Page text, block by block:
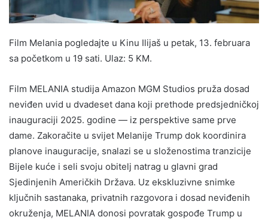
Film Melania pogledajte u Kinu Ilijaš u petak, 13. februara
sa početkom u 19 sati. Ulaz: 5 KM.
Film MELANIA studija Amazon MGM Studios pruža dosad
neviđen uvid u dvadeset dana koji prethode predsjedničkoj
inauguraciji 2025. godine — iz perspektive same prve
dame. Zakoračite u svijet Melanije Trump dok koordinira
planove inauguracije, snalazi se u složenostima tranzicije
Bijele kuće i seli svoju obitelj natrag u glavni grad
Sjedinjenih Američkih Država. Uz ekskluzivne snimke
ključnih sastanaka, privatnih razgovora i dosad neviđenih
okruženja, MELANIA donosi povratak gospođe Trump u